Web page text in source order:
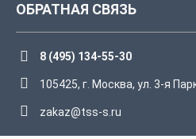
ОБРАТНАЯ СВЯЗЬ
8 (495) 134-55-30
105425, г. Москва, ул. 3-я
zakaz@tss-s.ru